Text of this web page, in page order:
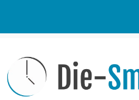
Kontakt / Tipp geben
Impressum